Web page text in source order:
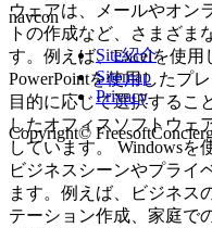
ウェアは、メールやオン
トの作成など、さまざま
す。例えば、Excelを使用
PowerPointを使用したプ
目的に応じて選択するこ
したオフィスソフトウェ
しています。 Windowsを
ビジネスシーンやプライ
ます。例えば、ビジネス
テーション作成、家庭で
navcon
Site紹介
Sitemap
Privacy
Copyright©